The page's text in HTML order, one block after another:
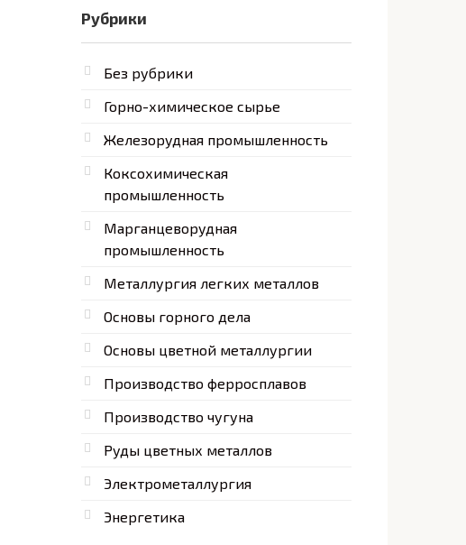
Рубрики
Без рубрики
Горно-химическое сырье
Железорудная промышленность
Коксохимическая
промышленность
Марганцеворудная
промышленность
Металлургия легких металлов
Основы горного дела
Основы цветной металлургии
Производство ферросплавов
Производство чугуна
Руды цветных металлов
Электрометаллургия
Энергетика